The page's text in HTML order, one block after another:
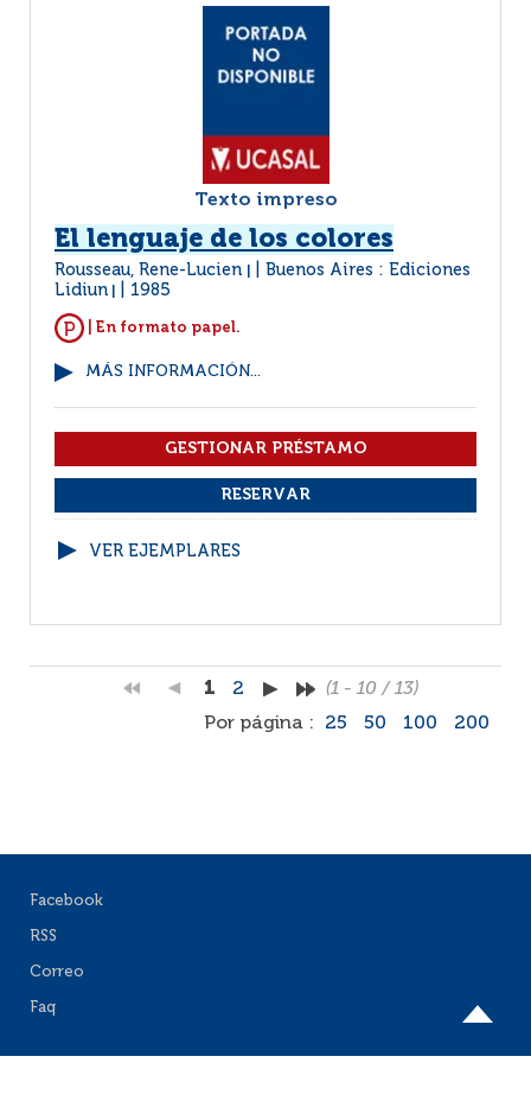
Texto impreso
El lenguaje de los colores
Rousseau, Rene-Lucien
Buenos Aires : Ediciones
Lidiun
1985
| En formato papel.
MÁS INFORMACIÓN...
VER EJEMPLARES
1 2
(1 - 10 / 13)
Por página :
25 50 100 200
Facebook
RSS
Correo
Faq